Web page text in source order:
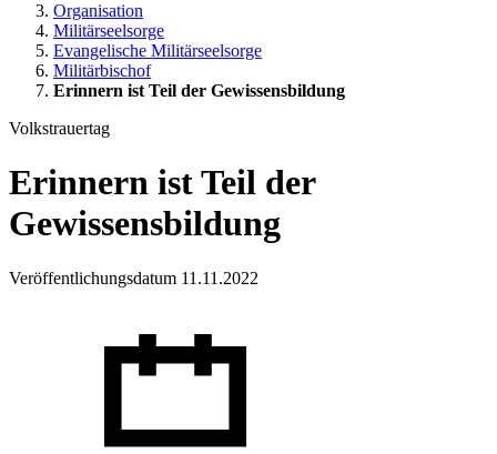
Organisation
Militärseelsorge
Evangelische Militärseelsorge
Militärbischof
Erinnern ist Teil der Gewissensbildung
Volkstrauertag
Erinnern ist Teil der
Gewissensbildung
Veröffentlichungsdatum 11.11.2022